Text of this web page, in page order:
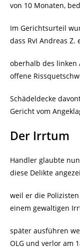
von 10 Monaten,
Im Gerichtsurteil
dass RvI Andreas Z.
oberhalb des linken
offene
Schädeldecke
Gericht vom
Der Irrtum
Handler glaubte
diese Delikte
weil er die
einem gewaltigen
später ausführen
OLG und verlor am